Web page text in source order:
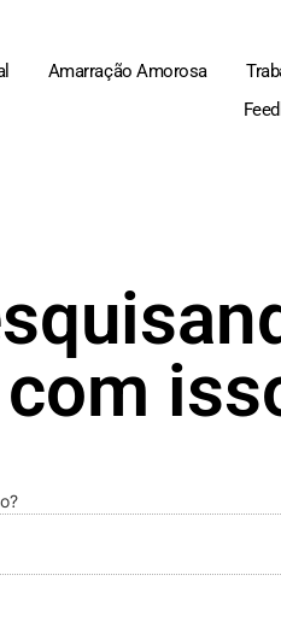
Amarração Amorosa